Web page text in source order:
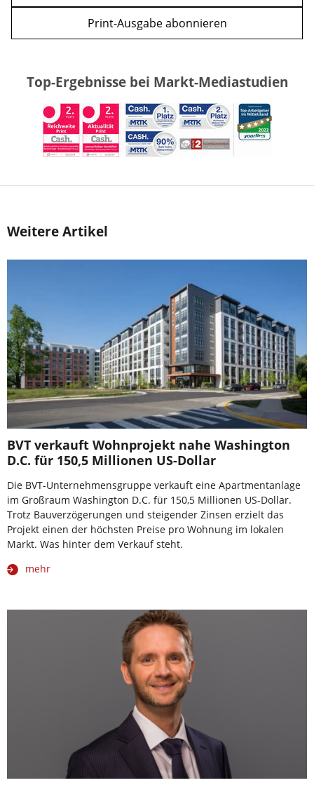
Print-Ausgabe abonnieren
Top-Ergebnisse bei Markt-Mediastudien
Weitere Artikel
BVT verkauft Wohnprojekt nahe Washington
D.C. für 150,5 Millionen US-Dollar
Die BVT-Unternehmensgruppe verkauft eine Apartmentanlage
im Großraum Washington D.C. für 150,5 Millionen US-Dollar.
Trotz Bauverzögerungen und steigender Zinsen erzielt das
Projekt einen der höchsten Preise pro Wohnung im lokalen
Markt. Was hinter dem Verkauf steht.
mehr